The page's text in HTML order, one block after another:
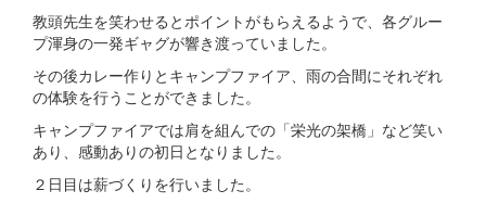
教頭先生を笑わせるとポイントがもらえるようで、各グルー
プ渾身の一発ギャグが響き渡っていました。
その後カレー作りとキャンプファイア、雨の合間にそれぞれ
の体験を行うことができました。
キャンプファイアでは肩を組んでの「栄光の架橋」など笑い
あり、感動ありの初日となりました。
２日目は薪づくりを行いました。